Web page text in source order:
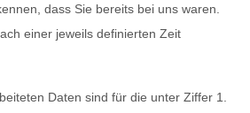
dass Sie bereits bei uns waren.
einer jeweils definierten Zeit
Daten sind für die unter Ziffer 1.